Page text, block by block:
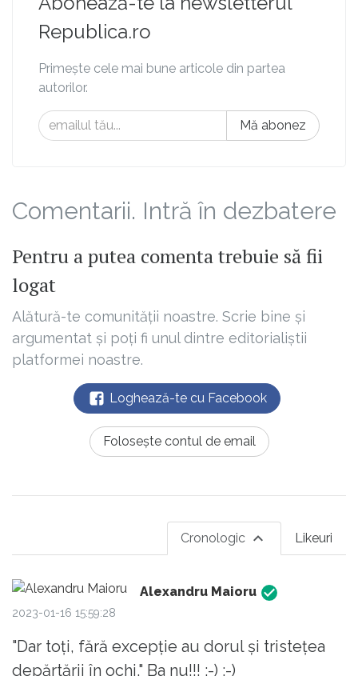
Republica.ro
Primește cele mai bune articole din partea
autorilor.
Mă abonez
Comentarii. Intră în dezbatere
Pentru a putea comenta trebuie să fii
logat
Alătură-te comunității noastre. Scrie bine și
argumentat și poți fi unul dintre editorialiștii
platformei noastre.
Loghează-te cu Facebook
Folosește contul de email
Likeuri
Cronologic
Alexandru Maioru
2023-01-16 15:59:28
"Dar toți, fără excepție au dorul și tristețea
depărtării în ochi." Ba nu!!! :-) :-)